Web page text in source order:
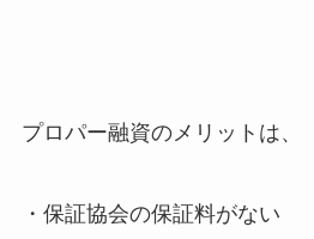
プロパー融資のメリットは、
・保証協会の保証料がない